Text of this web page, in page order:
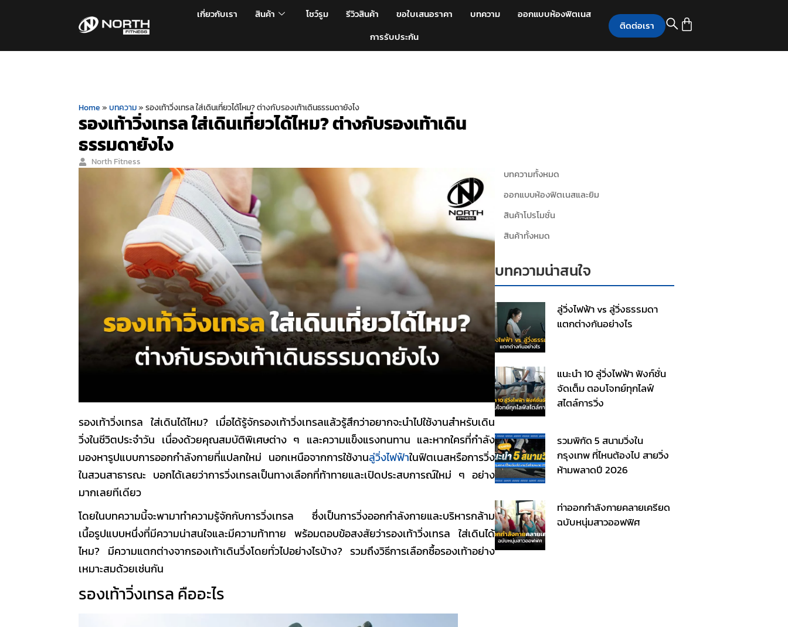
เกี่ยวกับเรา สินค้า โชว์รูม รีวิวสินค้า ขอใบเสนอราคา บทความ
ออกแบบห้องฟิตเนส
การรับประกัน
ติดต่อเรา
Home »บทความ»รองเท้าวิ่งเทรล ใส่เดินเที่ยวได้ไหม? ต่างกับรองเท้าเดินธรรมดายังไง
รองเท้าวิ่งเทรล ใส่เดินเที่ยวได้ไหม? ต่างกับรองเท้าเดิน
ธรรมดายังไง
North Fitness
รองเท้าวิ่งเทรล ใส่เดินได้ไหม? เมื่อได้รู้จักรองเท้าวิ่งเทรลแล้วรู้สึกว่าอยากจะนำไปใช้งานสำหรับเดิน
วิ่งในชีวิตประจำวัน เนื่องด้วยคุณสมบัติพิเศษต่าง ๆ และความแข็งแรงทนทาน และหากใครที่กำลัง
มองหารูปแบบการออกกำลังกายที่แปลกใหม่ นอกเหนือจากการใช้งานลู่วิ่งไฟฟ้าในฟิตเนสหรือการวิ่ง
ในสวนสาธารณะ บอกได้เลยว่าการวิ่งเทรลเป็นทางเลือกที่ท้าทายและเปิดประสบการณ์ใหม่ ๆ อย่าง
มากเลยทีเดียว
โดยในบทความนี้จะพามาทำความรู้จักกับการวิ่งเทรล ซึ่งเป็นการวิ่งออกกำลังกายและบริหารกล้าม
เนื้อรูปแบบหนึ่งที่มีความน่าสนใจและมีความท้าทาย พร้อมตอบข้อสงสัยว่ารองเท้าวิ่งเทรล ใส่เดินได้
ไหม? มีความแตกต่างจากรองเท้าเดินวิ่งโดยทั่วไปอย่างไรบ้าง? รวมถึงวิธีการเลือกซื้อรองเท้าอย่าง
เหมาะสมด้วยเช่นกัน
รองเท้าวิ่งเทรล คืออะไร
บทความทั้งหมด
ออกแบบห้องฟิตเนสและยิม
สินค้าโปรโมชั่น
สินค้าทั้งหมด
บทความน่าสนใจ
ลู่วิ่งไฟฟ้า vs ลู่วิ่งธรรมดา
แตกต่างกันอย่างไร
แนะนำ 10 ลู่วิ่งไฟฟ้า ฟังก์ชั่น
จัดเต็ม ตอบโจทย์ทุกไลฟ์
สไตล์การวิ่ง
รวมพิกัด 5 สนามวิ่งใน
กรุงเทพ ที่ไหนต้องไป สายวิ่ง
ห้ามพลาดปี 2026
ท่าออกกําลังกายคลายเครียด
ฉบับหนุ่มสาวออฟฟิศ